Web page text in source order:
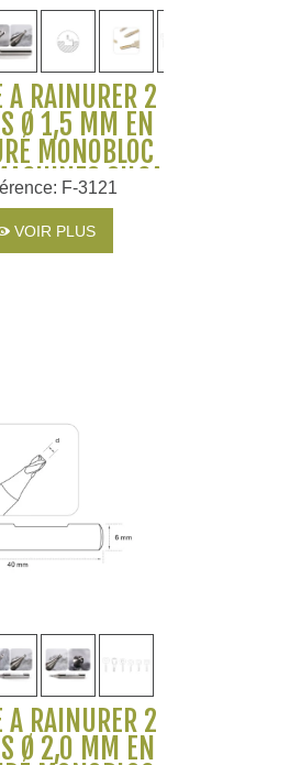
À RAINURER 2
Ø 1,5 MM EN
MONOBLOC
SILCA
ET JMA
F-3121
VOIR PLUS
À RAINURER 2
Ø 2,0 MM EN